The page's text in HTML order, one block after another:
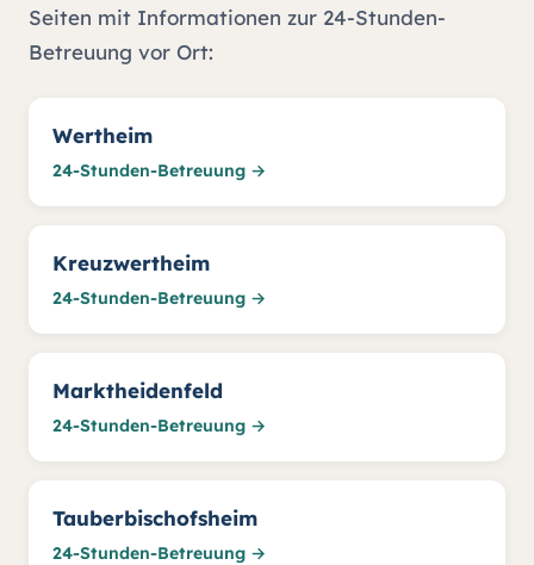
Seiten mit Informationen zur 24-Stunden-
Betreuung vor Ort:
Wertheim
24-Stunden-Betreuung →
Kreuzwertheim
24-Stunden-Betreuung →
Marktheidenfeld
24-Stunden-Betreuung →
Tauberbischofsheim
24-Stunden-Betreuung →